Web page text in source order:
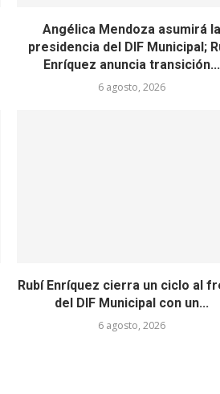
Angélica Mendoza asumirá la
presidencia del DIF Municipal;
Enríquez anuncia transición...
6 agosto, 2026
Rubí Enríquez cierra un ciclo al
del DIF Municipal con un...
6 agosto, 2026